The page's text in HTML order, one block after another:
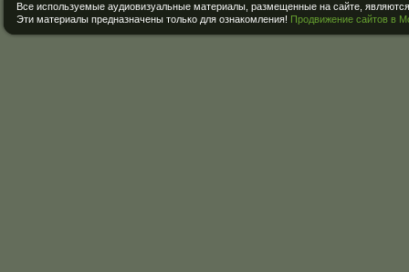
Все используемые аудиовизуальные материалы, размещенные на сайте,
Эти материалы предназначены только для ознакомления! Продвижение сайтов в